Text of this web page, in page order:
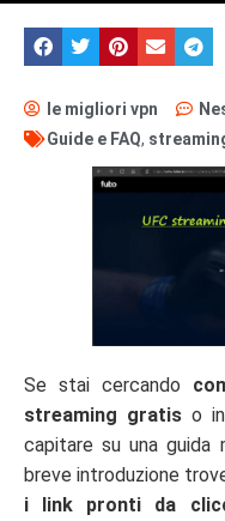
le migliori vpn
Guide e FAQ,
Se stai cercando
streaming gratis o
capitare su una guida
breve introduzione
i link pronti da